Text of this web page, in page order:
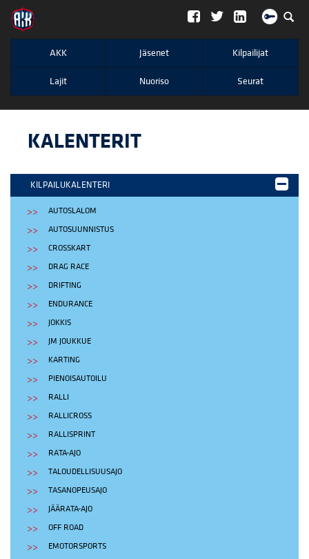
";
AKK Jäsenet Kilpailijat
Lajit Nuoriso Seurat
KALENTERIT
KILPAILUKALENTERI
AUTOSLALOM
AUTOSUUNNISTUS
CROSSKART
DRAG RACE
DRIFTING
ENDURANCE
JOKKIS
JM JOUKKUE
KARTING
PIENOISAUTOILU
RALLI
RALLICROSS
RALLISPRINT
RATA-AJO
TALOUDELLISUUSAJO
TASANOPEUSAJO
JÄÄRATA-AJO
OFF ROAD
EMOTORSPORTS